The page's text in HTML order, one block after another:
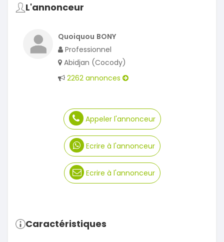
L'annonceur
Quoiquou BONY
Professionnel
Abidjan (Cocody)
2262 annonces
Appeler l'annonceur
Ecrire à l'annonceur
Ecrire à l'annonceur
Caractéristiques